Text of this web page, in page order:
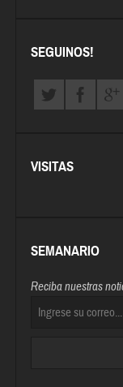
SEGUINOS!
VISITAS
SEMANARIO
Reciba nuestras